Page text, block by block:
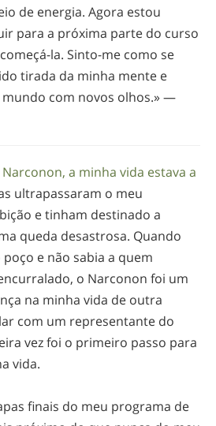
de energia. Agora estou
para a próxima parte do curso
começá-la. Sinto-me como se
tirada da minha mente e
com novos olhos.» —
a minha vida estava a
ultrapassaram o meu
e tinham destinado a
queda desastrosa. Quando
e não sabia a quem
o Narconon foi um
na minha vida de outra
com um representante do
vez foi o primeiro passo para
vida.
finais do meu programa de